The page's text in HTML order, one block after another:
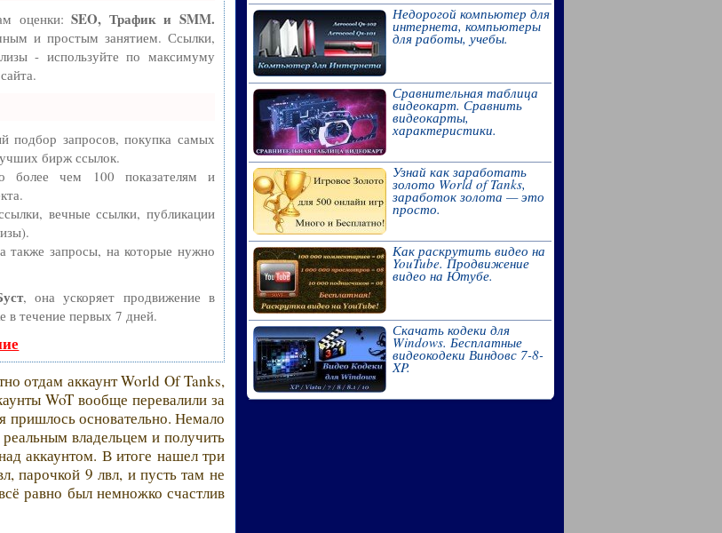
оценки:SEO, Трафик и SMM.
и простым занятием. Ссылки,
- используйте по максимуму
подбор запросов, покупка самых
бирж ссылок.
более чем 100 показателям и
вечные ссылки, публикации
также запросы, на которые нужно
, она ускоряет продвижение в
в течение первых 7 дней.
отдам аккаунт World Of Tanks,
WoT вообще перевалили за
пришлось основательно. Немало
владельцем и получить
аккаунтом. В итоге нашел три
парочкой 9 лвл, и пусть там не
равно был немножко счастлив
Недорогой компьютер для
интернета, компьютеры
для работы, учебы.
Сравнительная таблица
видеокарт. Сравнить
видеокарты,
характеристики.
Узнай как заработать
золото World of Tanks,
заработок золота — это
просто.
Как раскрутить видео на
YouTube. Продвижение
видео на Ютубе.
Скачать кодеки для
Windows. Бесплатные
видеокодеки Виндовс 7-8-
XP.